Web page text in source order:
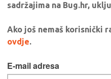
sadržajima na Bug.hr,
Ako još nemaš korisnički
ovdje.
E-mail adresa